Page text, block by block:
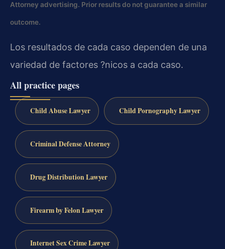
Attorney advertising. Prior results do not guarantee a similar
outcome.
Los resultados de cada caso dependen de una
variedad de factores ?nicos a cada caso.
All practice pages
Child Abuse Lawyer Child Pornography Lawyer
Criminal Defense Attorney
Drug Distribution Lawyer
Firearm by Felon Lawyer
Internet Sex Crime Lawyer